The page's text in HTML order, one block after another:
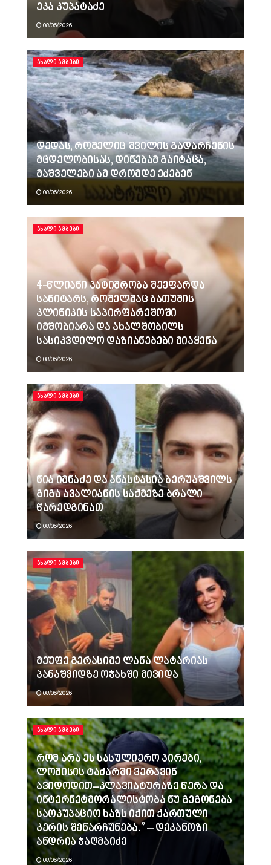
ეკა კუპატაძე
08/06/2026
ᲐᲮᲐᲚᲘ ᲐᲛᲑᲔᲑᲘ
დედას, რომელიც შვილის გადარჩენის
მცდელობისას, დინებამ გაიტაცა,
მაშველები ამ დრომდე ეძებენ
08/06/2026
ᲐᲮᲐᲚᲘ ᲐᲛᲑᲔᲑᲘ
4-წლიანი პატიმრობა შეეფარდა
სანიტარს, რომელმაც ბათუმის
კლინიკის საპირფარეშოში
იმშობიარა და ახალშობილს
სასიკვდილო დაზიანებები მიაყენა
08/06/2026
ᲐᲮᲐᲚᲘ ᲐᲛᲑᲔᲑᲘ
ნია იმნაძე და ანასტასია ბერუაშვილს
გიგა ავალიანის საქმეზე ბრალი
წარედგინათ
08/06/2026
ᲐᲮᲐᲚᲘ ᲐᲛᲑᲔᲑᲘ
მეუფე გერასიმე ლანა ლატარიას
პანაშვიდზე ოჯახში მივიდა
08/06/2026
ᲐᲮᲐᲚᲘ ᲐᲛᲑᲔᲑᲘ
რომ არა ეს სასულიერო პირები,
ლომისის ტაძარში ვერავინ
ავიდოდით–კლავიატურაზე წერა და
ინტერნეტმორალისტობა ნუ გეგონება
საოკუპაციო ხაზს იქით ქართული
კერის შენარჩუნება.” – დეკანოზი
ანდრია ჯაღმაიძე
08/06/2026